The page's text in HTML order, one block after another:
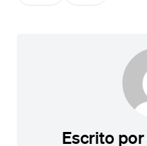
Escrito por